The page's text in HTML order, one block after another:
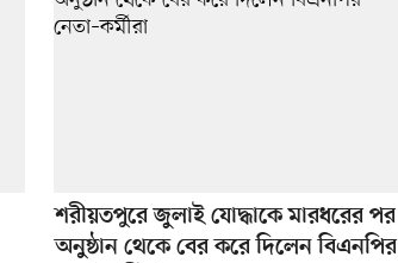
শরীয়তপুরে জুলাই যোদ্ধাকে মারধরের পর
অনুষ্ঠান থেকে বের করে দিলেন বিএনপির